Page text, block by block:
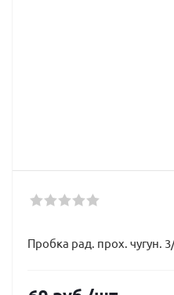
Пробка рад. прох. чугун.